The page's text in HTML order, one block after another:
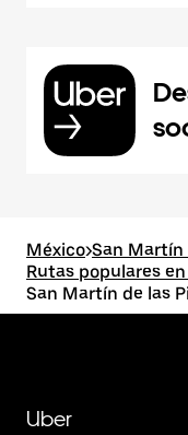
México>San Martín
Rutas populares
San Martín de las
Uber